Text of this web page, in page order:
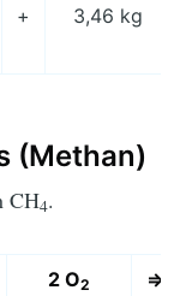
+ 3,46 kg
(Methan)
CH4.
2 O2 =>